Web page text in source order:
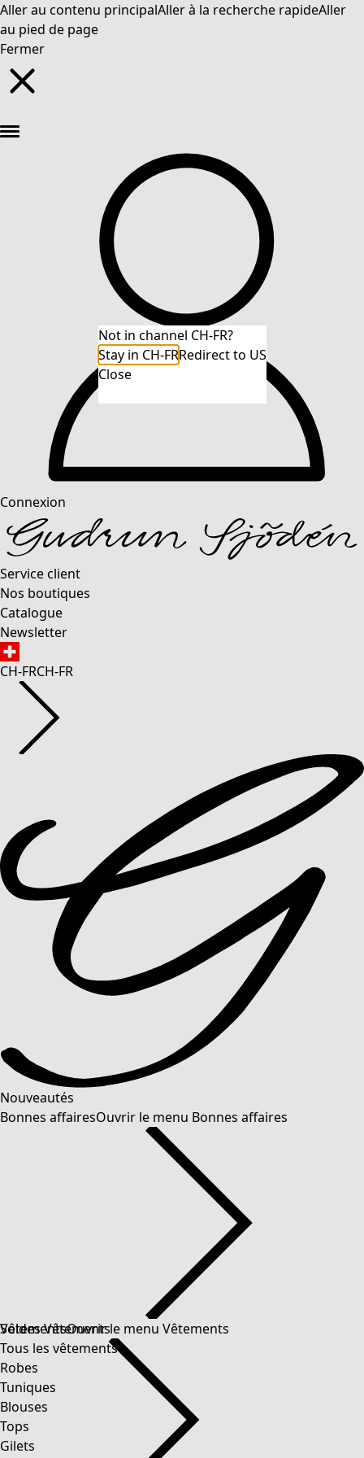
Aller au contenu principalAller à la recherche rapideAller
au pied de page
Fermer
Connexion
Service client
Nos boutiques
Catalogue
Newsletter
CH-FRCH-FR
Nouveautés
Bonnes affairesOuvrir le menu Bonnes affaires
Soldes Vêtements
Tous les vêtements
Robes
Tuniques
Blouses
Tops
Gilets
VêtementsOuvrir le menu Vêtements
Not in channel CH-FR?
Stay in CH-FRRedirect to US
Close